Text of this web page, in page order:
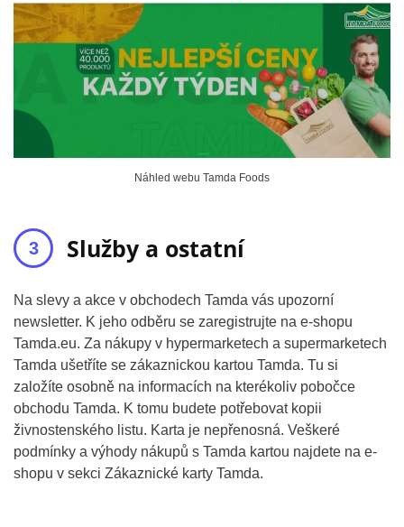
Náhled webu Tamda Foods
Služby a ostatní
Na slevy a akce v obchodech Tamda vás upozorní
newsletter. K jeho odběru se zaregistrujte na e-shopu
Tamda.eu. Za nákupy v hypermarketech a supermarketech
Tamda ušetříte se zákaznickou kartou Tamda. Tu si
založíte osobně na informacích na kterékoliv pobočce
obchodu Tamda. K tomu budete potřebovat kopii
živnostenského listu. Karta je nepřenosná. Veškeré
podmínky a výhody nákupů s Tamda kartou najdete na e-
shopu v sekci Zákaznické karty Tamda.